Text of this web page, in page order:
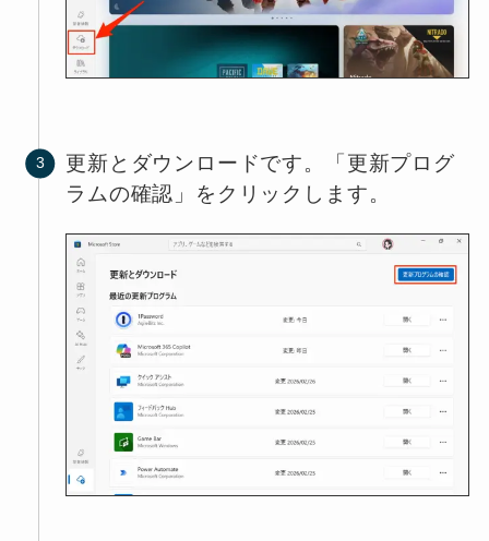
更新とダウンロードです。「更新プログ
ラムの確認」をクリックします。